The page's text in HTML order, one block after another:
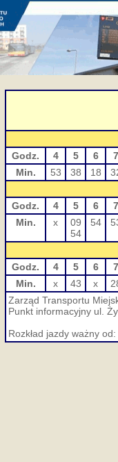
Godz. 4 5 6
7
Min.
53 38 18
Godz. 4 5 6
7
Min.
x
09
54
54
Godz. 4 5 6
7
Min.
x 43 x
Zarząd Transportu
Punkt informacyjny ul.
Rozkład jazdy ważny